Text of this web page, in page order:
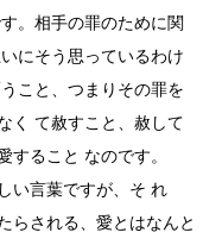
。相手の罪のために関
にそう思っているわけ
こと、つまりその罪を
く て赦すこと、赦して
すること なのです。
い言葉ですが、そ れ
らされる、愛とはなんと